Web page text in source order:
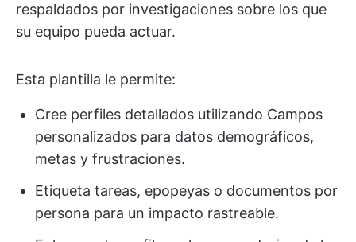
respaldados por investigaciones sobre los que
su equipo pueda actuar.
Esta plantilla le permite:
Cree perfiles detallados utilizando Campos
personalizados para datos demográficos,
metas y frustraciones.
Etiqueta tareas, epopeyas o documentos por
persona para un impacto rastreable.